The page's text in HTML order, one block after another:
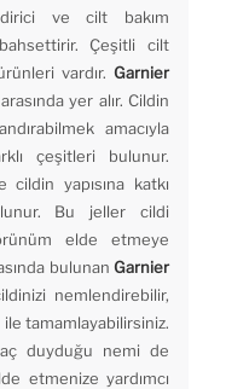
ve cilt bakım
Çeşitli cilt
vardır. Garnier
yer alır. Cildin
amacıyla
çeşitleri bulunur.
cildin yapısına katkı
Bu jeller cildi
elde etmeye
bulunan Garnier
nemlendirebilir,
tamamlayabilirsiniz.
duyduğu nemi de
etmenize yardımcı